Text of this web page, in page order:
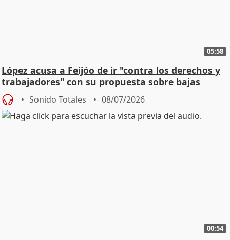
05:58
López acusa a Feijóo de ir "contra los derechos y
trabajadores" con su propuesta sobre bajas
Sonido Totales 08/07/2026
00:54